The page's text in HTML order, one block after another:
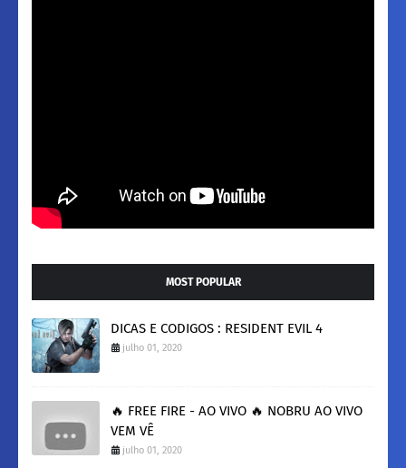
MOST POPULAR
DICAS E CODIGOS : RESIDENT EVIL 4
julho 01, 2020
🔥 FREE FIRE - AO VIVO 🔥 NOBRU AO VIVO
VEM VÊ
julho 01, 2020